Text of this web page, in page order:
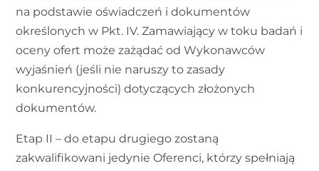
na podstawie oświadczeń i dokumentów
określonych w Pkt. IV. Zamawiający w toku badań i
oceny ofert może zażądać od Wykonawców
wyjaśnień (jeśli nie naruszy to zasady
konkurencyjności) dotyczących złożonych
dokumentów.
Etap II – do etapu drugiego zostaną
zakwalifikowani jedynie Oferenci, którzy spełniają